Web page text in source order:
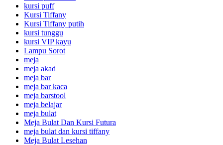
kursi puff
Kursi Tiffany
Kursi Tiffany putih
kursi tunggu
kursi VIP kayu
Lampu Sorot
meja
meja akad
meja bar
meja bar kaca
meja barstool
meja belajar
meja bulat
Meja Bulat Dan Kursi Futura
meja bulat dan kursi tiffany
Meja Bulat Lesehan